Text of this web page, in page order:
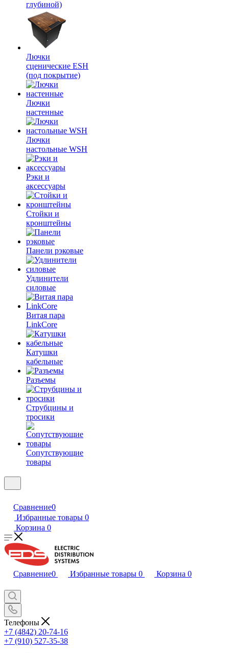
глубиной)
Лючки
сценические ESH
(под покрытие)
Лючки
настенные
Лючки
настольные WSH
Рэки и
аксессуары
Стойки и
кронштейны
Панели рэковые
Удлинители
силовые
Витая пара
LinkCore
Катушки
кабельные
Разъемы
Струбцины и
тросики
Сопутствующие
товары
Сравнение0
Избранные товары 0
Корзина 0
Сравнение0 Избранные товары 0 Корзина 0
Телефоны
+7 (4842) 20-74-16
+7 (910) 527-35-38